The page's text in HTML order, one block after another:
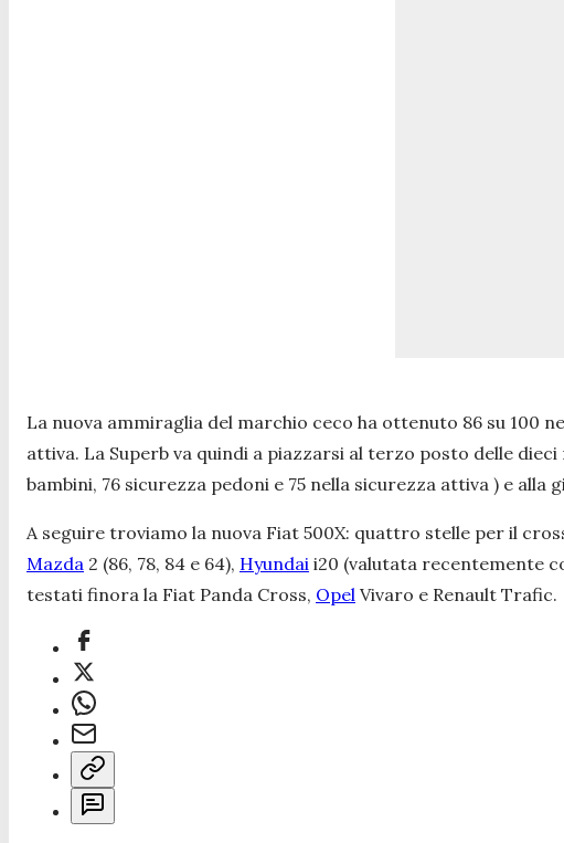
La nuova ammiraglia del marchio ceco ha ottenuto 86 su 100
attiva. La Superb va quindi a piazzarsi al terzo posto delle
bambini, 76 sicurezza pedoni e 75 nella sicurezza attiva ) e alla
A seguire troviamo la nuova Fiat 500X: quattro stelle per il
Mazda 2 (86, 78, 84 e 64), Hyundai i20 (valutata recentemente
testati finora la Fiat Panda Cross, Opel Vivaro e Renault Trafic.